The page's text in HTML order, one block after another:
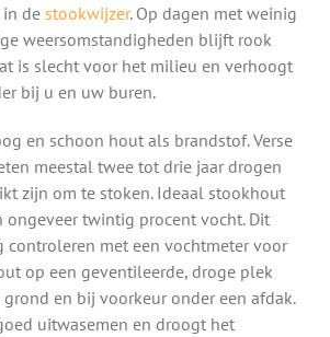
de stookwijzer. Op dagen met weinig
weersomstandigheden blijft rook
is slecht voor het milieu en verhoogt
bij u en uw buren.
en schoon hout als brandstof. Verse
meestal twee tot drie jaar drogen
zijn om te stoken. Ideaal stookhout
ongeveer twintig procent vocht. Dit
controleren met een vochtmeter voor
op een geventileerde, droge plek
en bij voorkeur onder een afdak.
uitwasemen en droogt het